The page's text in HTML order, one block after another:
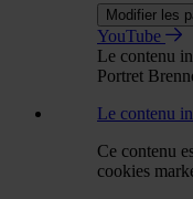
Modifier les
YouTube
Le contenu
Portret
Le contenu
Ce contenu
cookies